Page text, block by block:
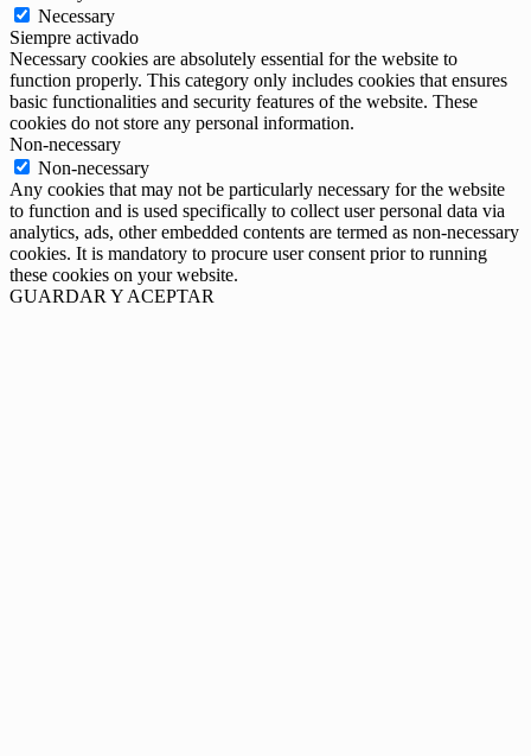
Necessary
Siempre activado
Necessary cookies are absolutely essential for the website to
function properly. This category only includes cookies that ensures
basic functionalities and security features of the website. These
cookies do not store any personal information.
Non-necessary
Non-necessary
Any cookies that may not be particularly necessary for the website
to function and is used specifically to collect user personal data via
analytics, ads, other embedded contents are termed as non-necessary
cookies. It is mandatory to procure user consent prior to running
these cookies on your website.
GUARDAR Y ACEPTAR